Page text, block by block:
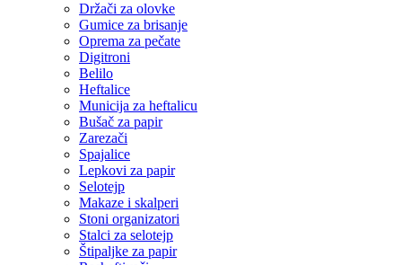
Držači za olovke
Gumice za brisanje
Oprema za pečate
Digitroni
Belilo
Heftalice
Municija za heftalicu
Bušač za papir
Zarezači
Spajalice
Lepkovi za papir
Selotejp
Makaze i skalperi
Stoni organizatori
Stalci za selotejp
Štipaljke za papir